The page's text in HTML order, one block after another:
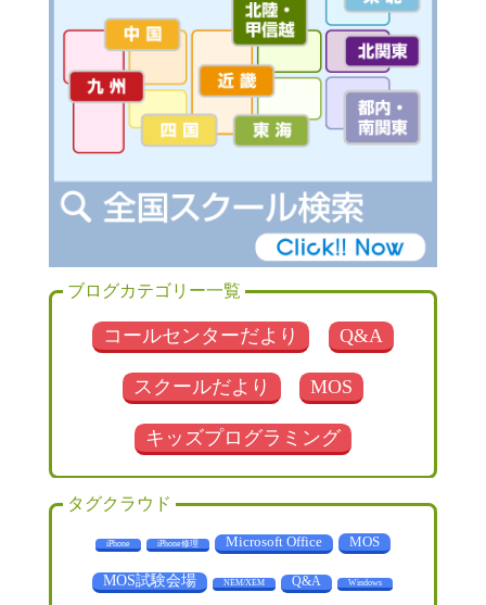
ブログカテゴリー一覧
コールセンターだより Q&A
スクールだより MOS
キッズプログラミング
タグクラウド
iPhone iPhone修理 Microsoft Office MOS
MOS試験会場 NEM/XEM Q&A Windows